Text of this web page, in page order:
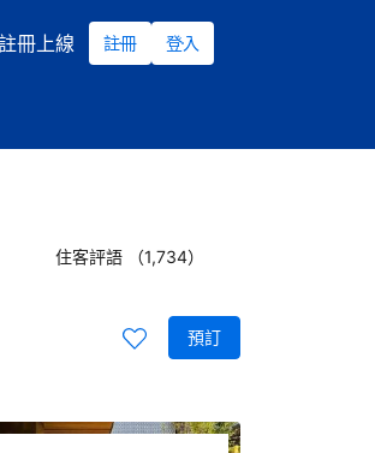
冊上線 註冊 登入
住客評語 （1,734）
預訂